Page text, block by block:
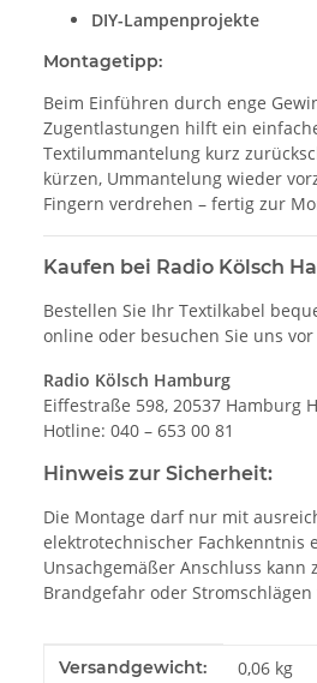
DIY-Lampenprojekte
Montagetipp:
Beim Einführen durch enge
Zugentlastungen hilft ein
Textilummantelung kurz
kürzen, Ummantelung wieder
Fingern verdrehen – fertig zur
Kaufen bei Radio Kölsch
Bestellen Sie Ihr Textilkabel
online oder besuchen Sie uns
Radio Kölsch Hamburg
Eiffestraße 598, 20537 Hamburg
Hotline: 040 – 653 00 81
Hinweis zur Sicherheit:
Die Montage darf nur mit
elektrotechnischer Fachkenntnis
Unsachgemäßer Anschluss kann
Brandgefahr oder
Produkteigenschaft
Wert
Versandgewicht: 0,06 kg